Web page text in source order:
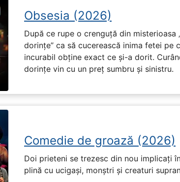
Obsesia (2026)
După ce rupe o crenguță din misterioasa
dorințe” ca să cucerească inima fetei pe
incurabil obține exact ce și-a dorit.
dorințe vin cu un preț sumbru și sinistru.
Comedie de groază (2026)
Doi prieteni se trezesc din nou implicați
plină cu ucigași, monștri și creaturi